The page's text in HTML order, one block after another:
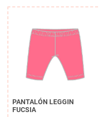
PANTALÓN LEGGIN
FUCSIA